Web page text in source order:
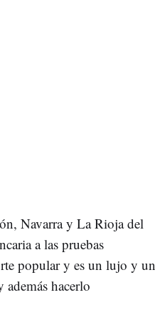
Navarra y La Rioja del
a las pruebas
popular y es un lujo y un
hacerlo